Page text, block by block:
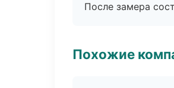
После замера
Похожие